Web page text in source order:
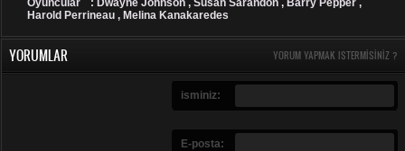
Harold Perrineau , Melina Kanakaredes
YORUMLAR YORUM YAPMAK ISTERMISINIZ ?
isminiz:
E-posta: